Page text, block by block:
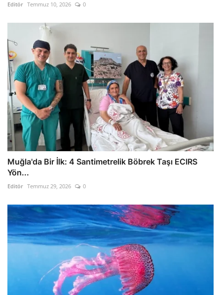
Editör Temmuz 10, 2026 0
Muğla'da Bir İlk: 4 Santimetrelik Böbrek Taşı ECIRS
Yön...
Editör Temmuz 29, 2026 0